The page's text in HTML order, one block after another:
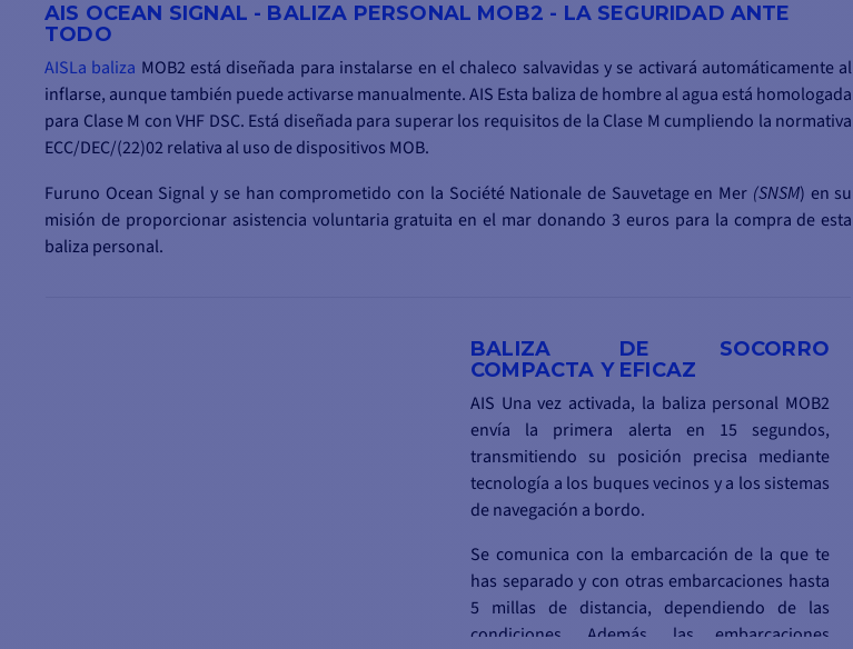
AIS OCEAN SIGNAL - BALIZA PERSONAL MOB2 - LA SEGURIDAD ANTE
TODO
AISLa baliza MOB2 está diseñada para instalarse en el chaleco salvavidas y se activará automáticamente al
inflarse, aunque también puede activarse manualmente.AIS Esta baliza de hombre al agua está homologada
para Clase M con VHF DSC. Está diseñada para superar los requisitos de la Clase M cumpliendo la normativa
ECC/DEC/(22)02 relativa al uso de dispositivos MOB.
Furuno Ocean Signal y se han comprometido con la Société Nationale de Sauvetage en Mer (SNSM) en su
misión de proporcionar asistencia voluntaria gratuita en el mar donando 3 euros para la compra de esta
baliza personal.
BALIZA DE SOCORRO
COMPACTA Y EFICAZ
AIS Una vez activada, la baliza personal MOB2
envía la primera alerta en 15 segundos,
transmitiendo su posición precisa mediante
tecnología a los buques vecinos y a los sistemas
de navegación a bordo.
Se comunica con la embarcación de la que te
has separado y con otras embarcaciones hasta
5 millas de distancia, dependiendo de las
condiciones. Además, las embarcaciones